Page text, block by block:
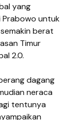
yang
Prabowo untuk
berat
Timur
2.0.
dagang
neraca
tentunya